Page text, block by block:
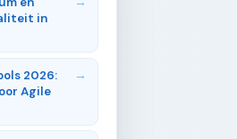
in
2026:
Agile